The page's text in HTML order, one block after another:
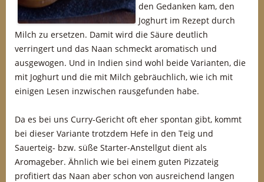
den Gedanken kam, den
Joghurt im Rezept durch
Milch zu ersetzen. Damit wird die Säure deutlich
verringert und das Naan schmeckt aromatisch und
ausgewogen. Und in Indien sind wohl beide Varianten, die
mit Joghurt und die mit Milch gebräuchlich, wie ich mit
einigen Lesen inzwischen rausgefunden habe.
Da es bei uns Curry-Gericht oft eher spontan gibt, kommt
bei dieser Variante trotzdem Hefe in den Teig und
Sauerteig- bzw. süße Starter-Anstellgut dient als
Aromageber. Ähnlich wie bei einem guten Pizzateig
profitiert das Naan aber schon von ausreichend langen